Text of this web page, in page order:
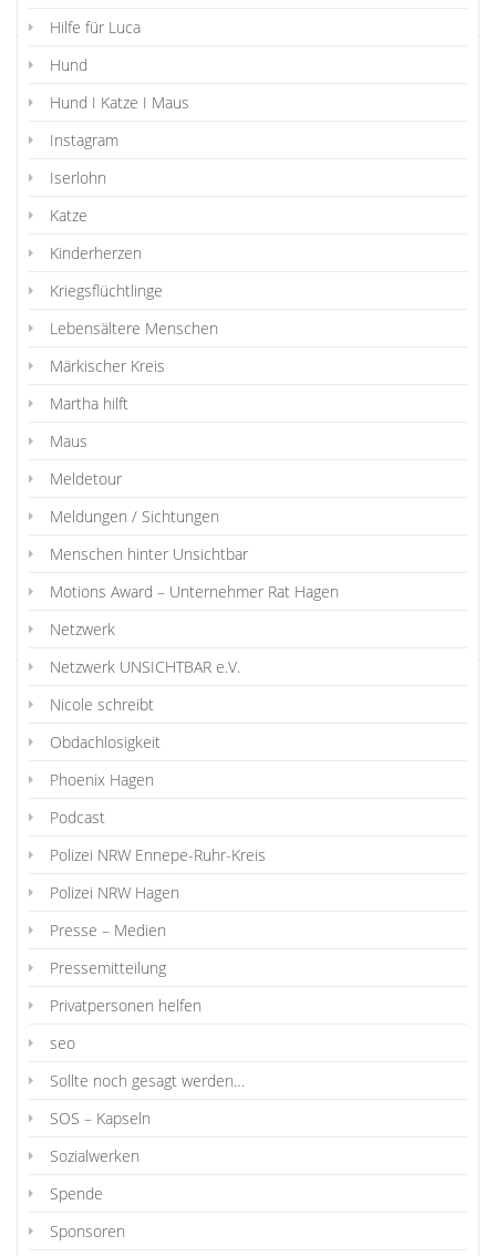
Hilfe für Luca
Hund
Hund I Katze I Maus
Instagram
Iserlohn
Katze
Kinderherzen
Kriegsflüchtlinge
Lebensältere Menschen
Märkischer Kreis
Martha hilft
Maus
Meldetour
Meldungen / Sichtungen
Menschen hinter Unsichtbar
Motions Award – Unternehmer Rat Hagen
Netzwerk
Netzwerk UNSICHTBAR e.V.
Nicole schreibt
Obdachlosigkeit
Phoenix Hagen
Podcast
Polizei NRW Ennepe-Ruhr-Kreis
Polizei NRW Hagen
Presse – Medien
Pressemitteilung
Privatpersonen helfen
seo
Sollte noch gesagt werden…
SOS – Kapseln
Sozialwerken
Spende
Sponsoren